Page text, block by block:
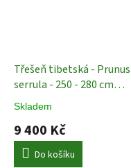
Třešeň tibetská - Prunus
serrula - 250 - 280 cm
vícekmen
Skladem
9 400 Kč
Do košíku